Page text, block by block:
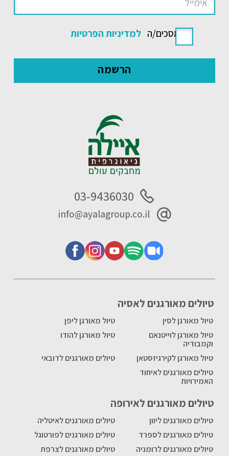
אני מסכים/ה למדיניות הפרטיות
טיולים מאורגנים לאסיה
טיול מאורגן לסין
טיול מאורגן ליפן
טיול מאורגן לוייטנאם
וקמבודיה
טיול מאורגן להודו
טיול מאורגן לקירגיזסטאן
טיולים מאורגנים לדובאי
טיולים מאורגנים לאיחוד
האמירויות
טיולים מאורגנים לאירופה
טיולים מאורגנים ליוון
טיולים מאורגנים לאיטליה
טיולים מאורגנים לספרד
טיולים מאורגנים לפורטוגל
טיולים מאורגנים לרומניה
טיולים מאורגנים לצרפת
03-9436030
info@ayalagroup.co.il